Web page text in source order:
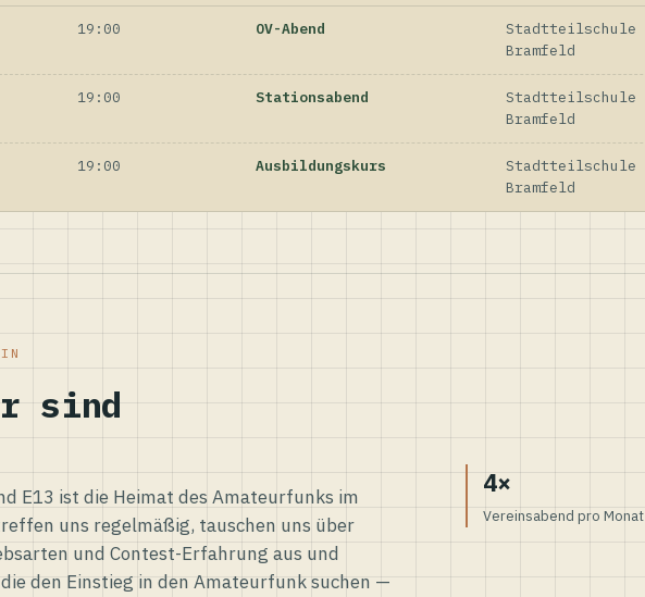
19:00 OV-Abend
Stadtteilschule
Bramfeld
19:00 Stationsabend
Stadtteilschule
Bramfeld
19:00 Ausbildungskurs
Stadtteilschule
Bramfeld
sind
E13 ist die Heimat des Amateurfunks im
uns regelmäßig, tauschen uns über
und Contest-Erfahrung aus und
den Einstieg in den Amateurfunk suchen —
4×
Vereinsabend pro Monat